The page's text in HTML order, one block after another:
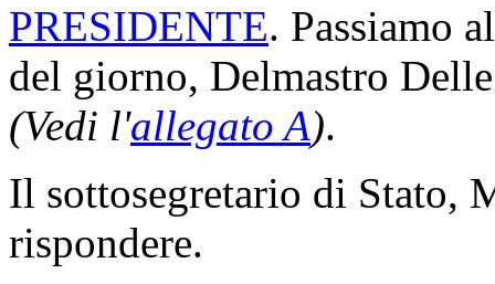
PRESIDENTE. Passiamo
del giorno, Delmastro
(Vedi l'allegato A).
Il sottosegretario di Stato,
rispondere.